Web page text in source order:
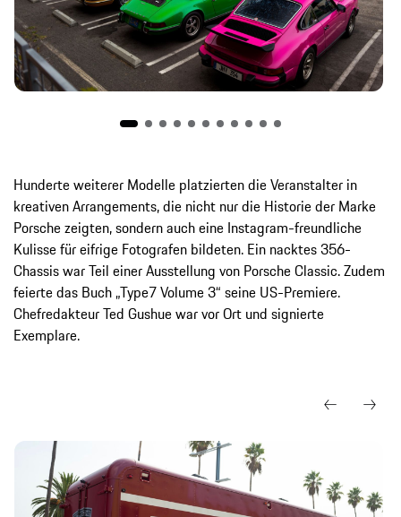
Hunderte weiterer Modelle platzierten die Veranstalter in
kreativen Arrangements, die nicht nur die Historie der Marke
Porsche zeigten, sondern auch eine Instagram-freundliche
Kulisse für eifrige Fotografen bildeten. Ein nacktes 356-
Chassis war Teil einer Ausstellung von Porsche Classic. Zudem
feierte das Buch „Type7 Volume 3“ seine US-Premiere.
Chefredakteur Ted Gushue war vor Ort und signierte
Exemplare.